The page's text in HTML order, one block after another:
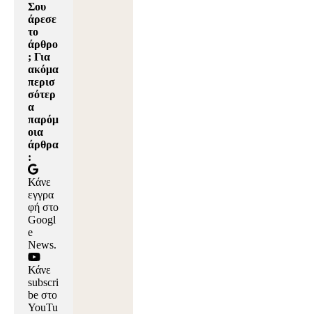
Σου
άρεσε
το
άρθρο
; Για
ακόμα
περισ
σότερ
α
παρόμ
οια
άρθρα
:
Κάνε
εγγρα
φή στο
Googl
e
News.
Κάνε
subscri
be στο
YouTu